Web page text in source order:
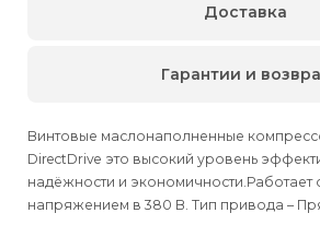
Винтовые маслонаполненные
DirectDrive это высокий уровень
надёжности и экономичности.Работает
напряжением в 380 В. Тип привода –
Доставка
Гарантии и